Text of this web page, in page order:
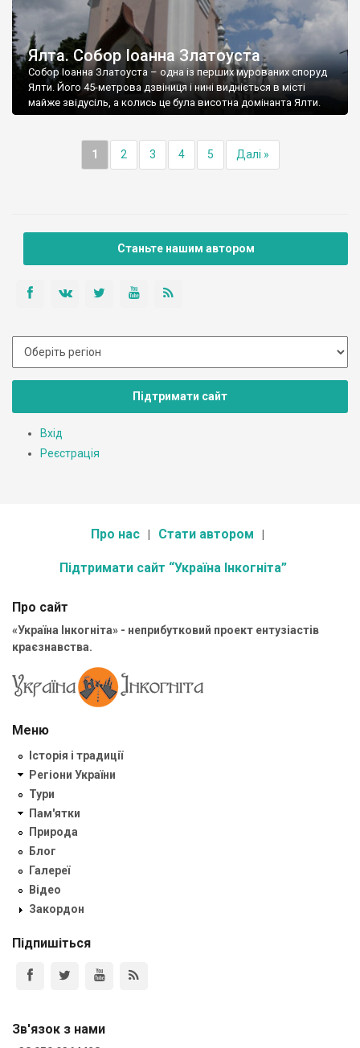
Ялта. Собор Іоанна Златоуста
Собор Іоанна Златоуста – одна із перших мурованих споруд
Ялти. Його 45-метрова дзвіниця і нині видніється в місті
майже звідусіль, а колись це була висотна домінанта Ялти.
1 2 3 4 5 Далі »
Станьте нашим автором
Підтримати сайт
Вхід
Реєстрація
Про нас Стати автором
Підтримати сайт “Україна Інкогніта”
Про сайт
«Україна Інкогніта» - неприбутковий проект ентузіастів
краєзнавства.
Меню
Історія і традиції
Регіони України
Тури
Пам'ятки
Природа
Блог
Галереї
Відео
Закордон
Підпишіться
Зв'язок з нами